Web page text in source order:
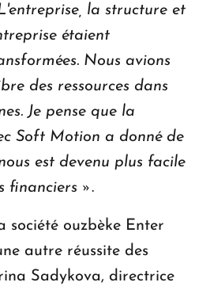
la structure et
étaient
Nous avions
des ressources dans
Je pense que la
Soft Motion a donné de
est devenu plus facile
financiers ».
société ouzbèke Enter
autre réussite des
Sadykova, directrice